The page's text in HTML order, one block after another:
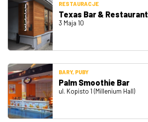
RESTAURACJE
Texas Bar & Restaurant
3 Maja 10
BARY, PUBY
Palm Smoothie Bar
ul. Kopisto 1 (Millenium Hall)